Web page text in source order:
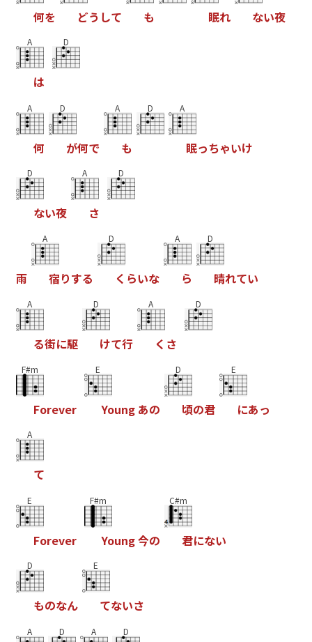
何を どう して も 眠れ ない夜
A
は
D
A
何
D
が何で
A
も
D A
眠っちゃいけ
D
ない夜
A
さ
D
雨
A
宿りする
D
く らいな
A
ら
D
晴れてい
A
る街に駆
D
けて行
A
く さ
D
F#m
Forever
E
Young あの
D
頃の君
E
にあっ
A
て
E
Forever
F#m
Young今の
C#m
君にない
D
ものなん
E
てないさ
A D A D